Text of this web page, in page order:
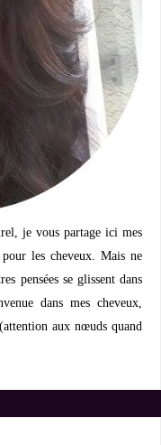
je vous partage ici mes
les cheveux. Mais ne
pensées se glissent dans
dans mes cheveux,
aux nœuds quand